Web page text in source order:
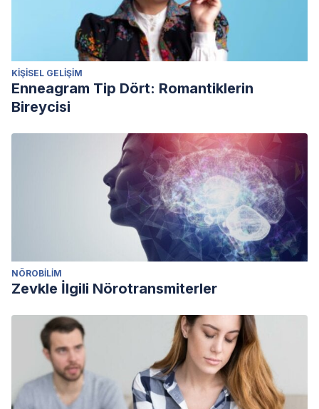
KIŞISEL GELIŞIM
Enneagram Tip Dört: Romantiklerin
Bireycisi
NÖROBILIM
Zevkle İlgili Nörotransmiterler